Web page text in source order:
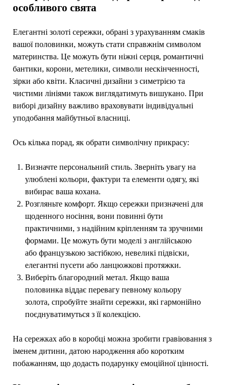
особливого свята
Елегантні золоті сережки, обрані з урахуванням смаків
вашої половинки, можуть стати справжнім символом
материнства. Це можуть бути ніжні серця, романтичні
бантики, корони, метелики, символи нескінченності,
зірки або квіти. Класичні дизайни з симетрією та
чистими лініями також виглядатимуть вишукано. При
виборі дизайну важливо враховувати індивідуальні
уподобання майбутньої власниці.
Ось кілька порад, як обрати символічну прикрасу:
Визначте персональний стиль. Зверніть увагу на
улюблені кольори, фактури та елементи одягу, які
вибирає ваша кохана.
Розгляньте комфорт. Якщо сережки призначені для
щоденного носіння, вони повинні бути
практичними, з надійним кріпленням та зручними
формами. Це можуть бути моделі з англійською
або французькою застібкою, невеликі підвіски,
елегантні пусети або ланцюжкові протяжки.
Виберіть благородний метал. Якщо ваша
половинка віддає перевагу певному кольору
золота, спробуйте знайти сережки, які гармонійно
поєднуватимуться з її колекцією.
На сережках або в коробці можна зробити гравіювання з
іменем дитини, датою народження або коротким
побажанням, що додасть подарунку емоційної цінності.